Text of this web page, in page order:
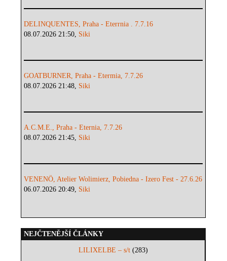
DELINQUENTES, Praha - Eterrnia . 7.7.16
08.07.2026 21:50, Siki
GOATBURNER, Praha - Etermia, 7.7.26
08.07.2026 21:48, Siki
A.C.M.E., Praha - Eternia, 7.7.26
08.07.2026 21:45, Siki
VENENÖ, Atelier Wolimierz, Pobiedna - Izero Fest - 27.6.26
06.07.2026 20:49, Siki
NEJČTENĚJŠÍ ČLÁNKY
LILIXELBE – s/t(283)